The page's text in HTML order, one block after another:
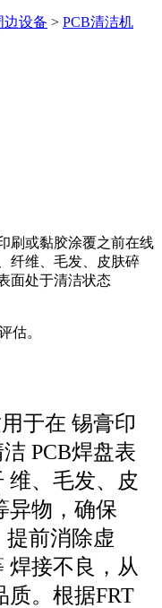
边设备 > PCB清洁机
刷或黏胶涂覆之前在线
纤维、毛发、皮肤碎
面处于清洁状态
估。
于在 锡膏印
洁 PCB焊盘表
维、毛发、皮
异物，确保
提前消除虚
焊接不良，从
质。根据FRT